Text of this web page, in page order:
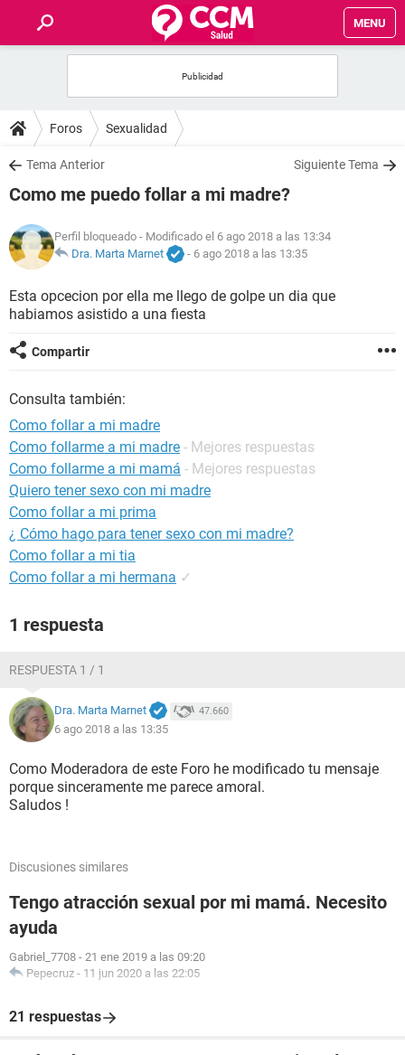
MENU
FOROS
SALUD
NUTRICIÓN
BIENESTAR
SEXUALIDAD
GLOSARIO
Foros Sexualidad
Tema Anterior Siguiente Tema
Como me puedo follar a mi madre?
Perfil bloqueado - Modificado el 6 ago 2018 a las 13:34
Dra. Marta Marnet
- 6 ago 2018 a las 13:35
Esta opcecion por ella me llego de golpe un dia que
habiamos asistido a una fiesta
Compartir
Consulta también:
Como follar a mi madre
Como follarme a mi madre - Mejores respuestas
Como follarme a mi mamá - Mejores respuestas
Quiero tener sexo con mi madre
Como follar a mi prima
¿ Cómo hago para tener sexo con mi madre?
Como follar a mi tia
Como follar a mi hermana ✓
1 respuesta
RESPUESTA 1 / 1
Dra. Marta Marnet 47.660
6 ago 2018 a las 13:35
Como Moderadora de este Foro he modificado tu mensaje
porque sinceramente me parece amoral.
Saludos !
Discusiones similares
Tengo atracción sexual por mi mamá. Necesito
ayuda
Gabriel_7708 - 21 ene 2019 a las 09:20
Pepecruz - 11 jun 2020 a las 22:05
21 respuestas